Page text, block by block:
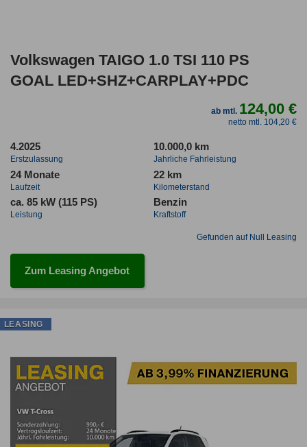
Volkswagen TAIGO 1.0 TSI 110 PS
GOAL LED+SHZ+CARPLAY+PDC
ab mtl. 124,00 €
netto mtl. 104,20 €
4.2025
Erstzulassung
10.000,0 km
Jahrliche Fahrleistung
24 Monate
Laufzeit
22 km
Kilometerstand
ca. 85 kW (115 PS)
Leistung
Benzin
Kraftstoff
Gefunden auf Null Leasing
Zum Leasing Angebot
LEASING